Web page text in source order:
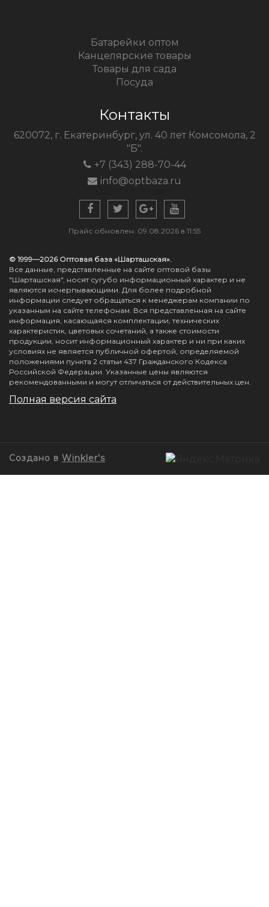
Батарейки оптом
Канцелярские товары
Товары для сада
Посуда
Контакты
620072, г. Екатеринбург, ул. 40 лет Комсомола, 2
"Б".
+7 (343) 288-70-44
info@optbaza.ru
Прайс обновлен: 09.08.2026 в 11:55
© 1999—2026 Оптовая база «Шарташская».
Все данные, представленные на сайте оптовой базы
"Шарташская", носят сугубо информационный характер и не
являются исчерпывающими. Для более подробной
информации следует обращаться к менеджерам компании по
указанным на сайте телефонам. Вся представленная на сайте
информация, касающаяся комплектации, технических
характеристик, цветовых сочетаний, а также стоимости
продукции, носит информационный характер и ни при каких
условиях не является публичной офертой, определяемой
положениями пункта 2 статьи 437 Гражданского Кодекса
Российской Федерации. Указанные цены являются
рекомендованными и могут отличаться от действительных цен.
Полная версия сайта
Создано в Winkler's